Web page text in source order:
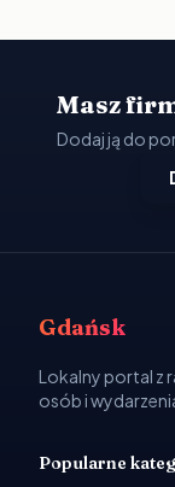
Masz
Dodaj ją do
Gdańsk
Lokalny portal z
osób i
Popularne